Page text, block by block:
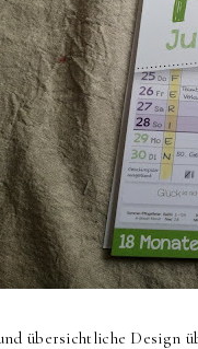
übersichtliche Design